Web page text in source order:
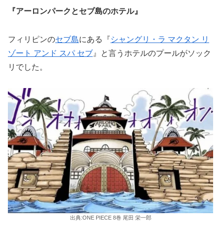
『アーロンパークとセブ島のホテル』
フィリピンのセブ島にある『シャングリ・ラ マクタン リ
ゾート アンド スパ セブ 』と言うホテルのプールがソック
リでした。
出典:ONE PIECE 8巻 尾田 栄一郎